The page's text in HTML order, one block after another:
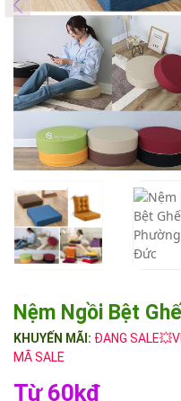
Nệm Ngồi Bệt
KHUYẾN MÃI: ĐANG
MÃ SALE
Từ 60k₫